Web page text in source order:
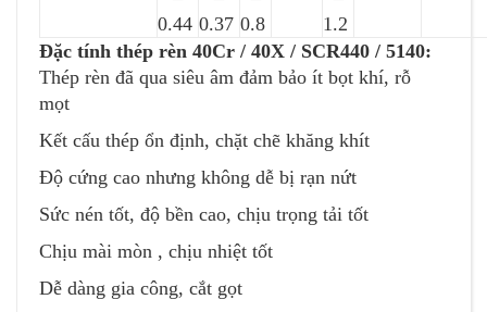
0.44 0.37 0.8
1.2
Đặc tính thép rèn 40Cr / 40X / SCR440 / 5140:
Thép rèn đã qua siêu âm đảm bảo ít bọt khí, rỗ
mọt
Kết cấu thép ổn định, chặt chẽ khăng khít
Độ cứng cao nhưng không dễ bị rạn nứt
Sức nén tốt, độ bền cao, chịu trọng tải tốt
Chịu mài mòn , chịu nhiệt tốt
Dễ dàng gia công, cắt gọt